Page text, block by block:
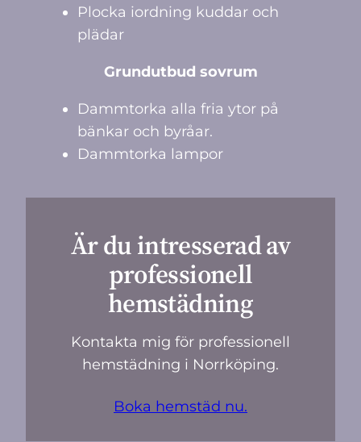
Plocka iordning kuddar och
plädar
Grundutbud sovrum
Dammtorka alla fria ytor på
bänkar och byråar.
Dammtorka lampor
Är du intresserad av
professionell
hemstädning
Kontakta mig för professionell
hemstädning i Norrköping.
Boka hemstäd nu.